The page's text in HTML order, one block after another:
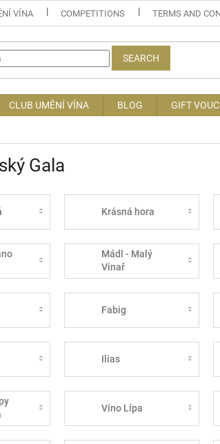
VÍNA COMPETITIONS TERMS AND
SEARCH
CLUB UMĚNÍ VÍNA BLOG GIFT
Gala
Krásná hora
Mádl - Malý
Vinař
Fabig
Ilias
Víno Lípa